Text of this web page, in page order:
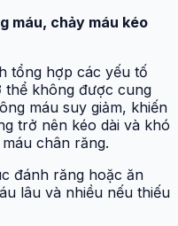
máu, chảy máu kéo
tổng hợp các yếu tố
thể không được cung
máu suy giảm, khiến
trở nên kéo dài và khó
chân răng.
đánh răng hoặc ăn
lâu và nhiều nếu thiếu